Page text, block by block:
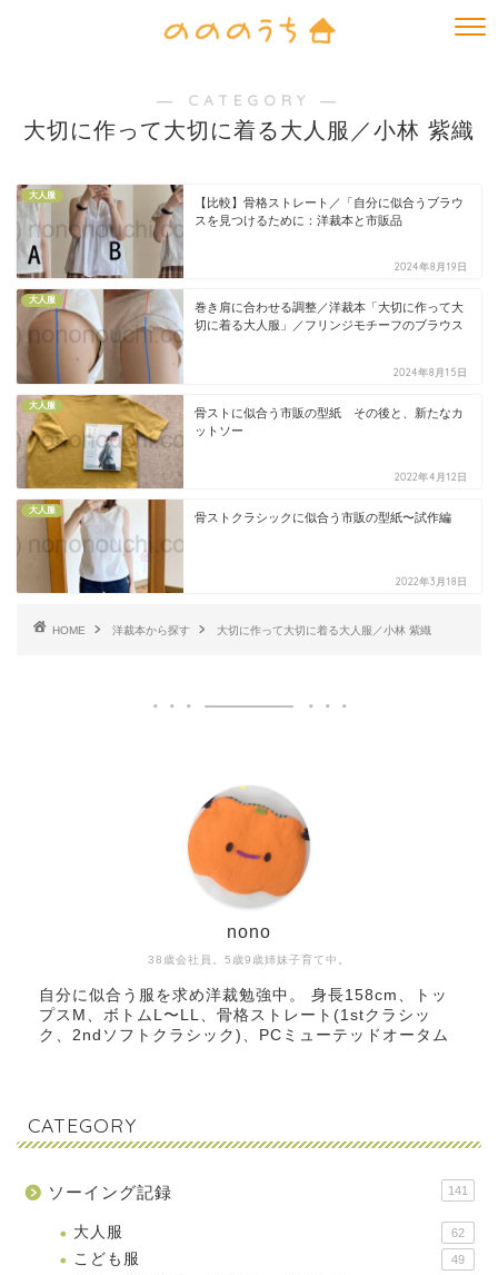
― CATEGORY ―
大切に作って大切に着る大人服／小林 紫織
大人服
【比較】骨格ストレート／「自分に似合うブラウ
スを見つけるために：洋裁本と市販品
2024年8月19日
大人服
巻き肩に合わせる調整／洋裁本「大切に作って大
切に着る大人服」／フリンジモチーフのブラウス
2024年8月15日
大人服
骨ストに似合う市販の型紙 その後と、新たなカ
ットソー
2022年4月12日
大人服
骨ストクラシックに似合う市販の型紙〜試作編
2022年3月18日
HOME 洋裁本から探す 大切に作って大切に着る大人服／小林 紫織
38歳会社員。5歳9歳姉妹子育て中。
nono
自分に似合う服を求め洋裁勉強中。 身長158cm、トッ
プスM、ボトムL〜LL、骨格ストレート(1stクラシッ
ク、2ndソフトクラシック)、PCミューテッドオータム
CATEGORY
ソーイング記録 141
大人服 62
こども服 49